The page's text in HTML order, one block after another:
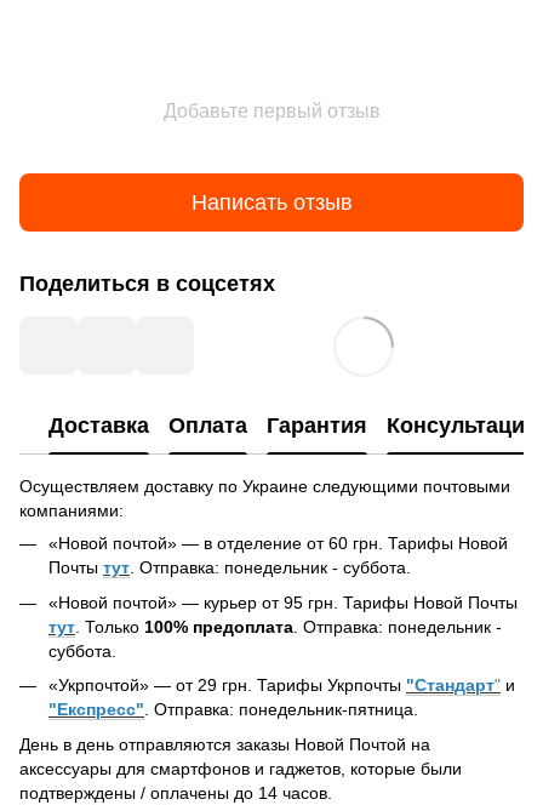
Добавьте первый отзыв
Написать отзыв
Поделиться в соцсетях
Доставка Оплата Гарантия Консультация
Осуществляем доставку по Украине следующими почтовыми
компаниями:
«Новой почтой» — в отделение от 60 грн. Тарифы Новой
Почты тут. Отправка: понедельник - суббота.
«Новой почтой» — курьер от 95 грн. Тарифы Новой Почты
тут . Только 100% предоплата . Отправка: понедельник -
суббота.
«Укрпочтой» — от 29 грн. Тарифы Укрпочты "Стандарт" и
"Експресс" . Отправка: понедельник-пятница.
День в день отправляются заказы Новой Почтой на
аксессуары для смартфонов и гаджетов, которые были
подтверждены / оплачены до 14 часов.